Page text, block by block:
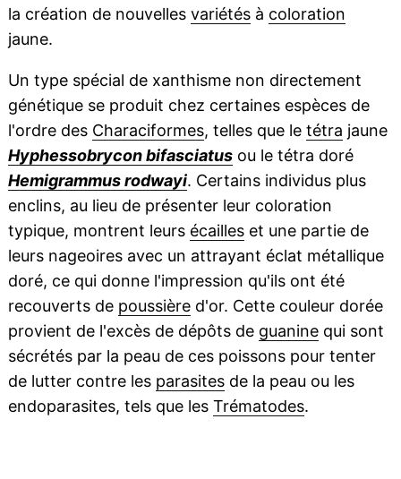
la création de nouvelles variétésà coloration
jaune.
Un type spécial de xanthisme non directement
génétique se produit chez certaines espèces de
l'ordre des Characiformes, telles que le tétra jaune
Hyphessobrycon bifasciatusou le tétra doré
Hemigrammus rodwayi. Certains individus plus
enclins, au lieu de présenter leur coloration
typique, montrent leurs écailleset une partie de
leurs nageoires avec un attrayant éclat métallique
doré, ce qui donne l'impression qu'ils ont été
recouverts de poussièred'or. Cette couleur dorée
provient de l'excès de dépôts de guaninequi sont
sécrétés par la peau de ces poissons pour tenter
de lutter contre les parasitesde la peau ou les
endoparasites, tels que les Trématodes.